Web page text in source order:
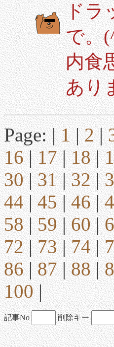
ドラ
で。
内食
あり
Page: |1|2|
16|17|18|
30|31|32|
44|45|46|
58|59|60|
72|73|74|
86|87|88|
100|
記事No 削除キー